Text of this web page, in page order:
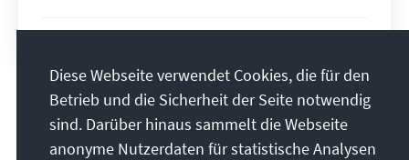
Teilnehmer bzw. Beitragsautoren sind
Forschung schwerpunktmäßig mit
Christdemokratie und mit verwandten
Themenkomplexen befassen.
Diese Webseite verwendet Cookies, die für den
Betrieb und die Sicherheit der Seite notwendig
sind. Darüber hinaus sammelt die Webseite
anonyme Nutzerdaten für statistische Analysen